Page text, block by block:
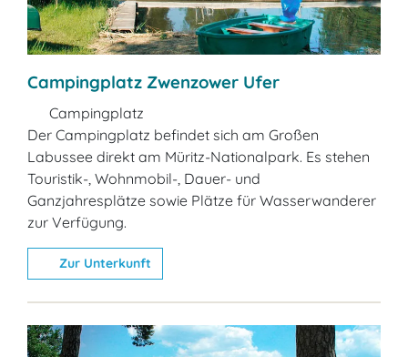
Campingplatz Zwenzower Ufer
Campingplatz
Der Campingplatz befindet sich am Großen
Labussee direkt am Müritz-Nationalpark. Es stehen
Touristik-, Wohnmobil-, Dauer- und
Ganzjahresplätze sowie Plätze für Wasserwanderer
zur Verfügung.
Zur Unterkunft